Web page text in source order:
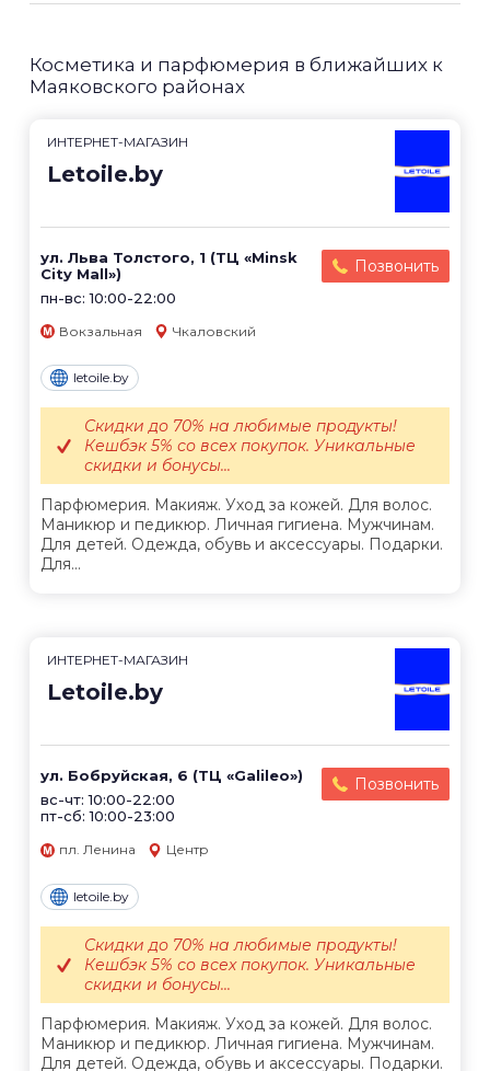
Косметика и парфюмерия в ближайших к
Маяковского районах
ИНТЕРНЕТ-МАГАЗИН
Letoile.by
ул. Льва Толстого, 1 (ТЦ «Minsk
City Mall»)
пн-вс: 10:00-22:00
Позвонить
Вокзальная Чкаловский
letoile.by
Парфюмерия. Макияж. Уход за кожей. Для волос.
Маникюр и педикюр. Личная гигиена. Мужчинам.
Для детей. Одежда, обувь и аксессуары. Подарки.
Для...
Скидки до 70% на любимые продукты!
Кешбэк 5% со всех покупок. Уникальные
скидки и бонусы...
ИНТЕРНЕТ-МАГАЗИН
Letoile.by
ул. Бобруйская, 6 (ТЦ «Galileo»)
вс-чт: 10:00-22:00
пт-сб: 10:00-23:00
Позвонить
пл. Ленина Центр
letoile.by
Парфюмерия. Макияж. Уход за кожей. Для волос.
Маникюр и педикюр. Личная гигиена. Мужчинам.
Для детей. Одежда, обувь и аксессуары. Подарки.
Скидки до 70% на любимые продукты!
Кешбэк 5% со всех покупок. Уникальные
скидки и бонусы...